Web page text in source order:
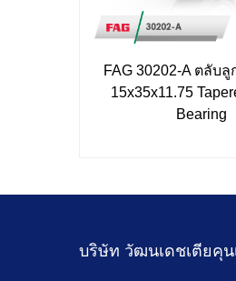
FAG 30202-A ตลับ
15x35x11.75
Bearing
บริษัท วัฒนเดชเตียคุน